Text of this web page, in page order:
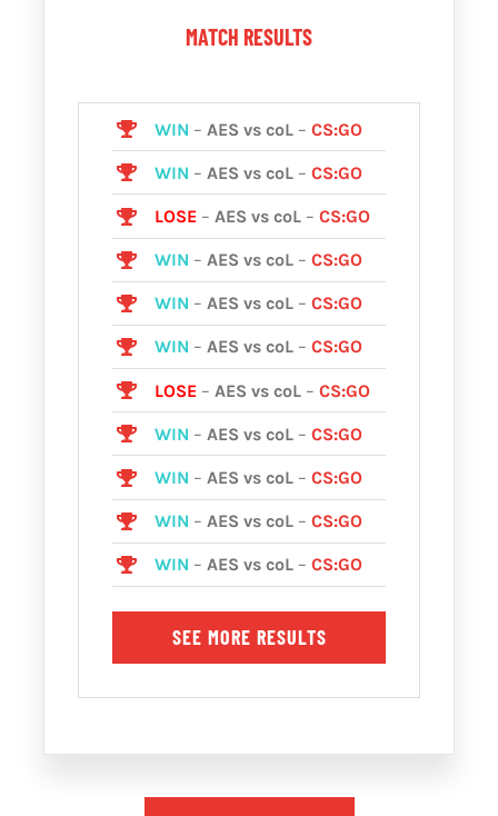
MATCH RESULTS
WIN – AES vs coL –CS:GO
WIN – AES vs coL –CS:GO
LOSE –AES vs coL –CS:GO
WIN –AES vs coL –CS:GO
WIN –AES vs coL –CS:GO
WIN –AES vs coL –CS:GO
LOSE – AES vs coL –CS:GO
WIN –AES vs coL –CS:GO
WIN –AES vs coL –CS:GO
WIN –AES vs coL –CS:GO
WIN –AES vs coL –CS:GO
SEE MORE RESULTS